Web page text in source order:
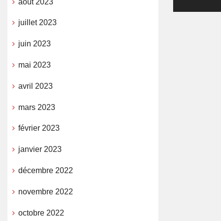
juillet 2023
juin 2023
mai 2023
avril 2023
mars 2023
février 2023
janvier 2023
décembre 2022
novembre 2022
octobre 2022